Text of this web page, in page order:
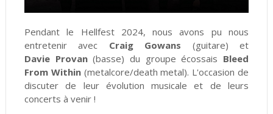
Pendant le Hellfest 2024, nous avons pu nous
entretenir avec Craig Gowans (guitare) et
Davie Provan(basse) du groupe écossais Bleed
From Within(metalcore/death metal). L'occasion de
discuter de leur évolution musicale et de leurs
concerts à venir !